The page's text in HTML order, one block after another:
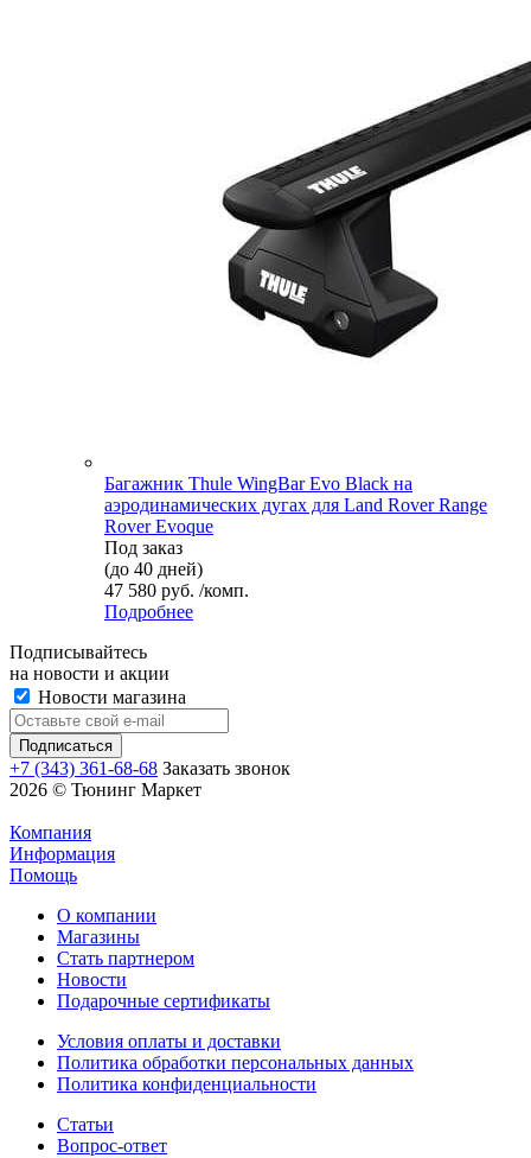
Багажник Thule WingBar Evo Black на
аэродинамических дугах для Land Rover Range
Rover Evoque
Под заказ
(до 40 дней)
47 580 руб. /комп.
Подробнее
Подписывайтесь
на новости и акции
Новости магазина
+7 (343) 361-68-68 Заказать звонок
2026 © Тюнинг Маркет
Компания
Информация
Помощь
О компании
Магазины
Стать партнером
Новости
Подарочные сертификаты
Условия оплаты и доставки
Политика обработки персональных данных
Политика конфиденциальности
Статьи
Вопрос-ответ